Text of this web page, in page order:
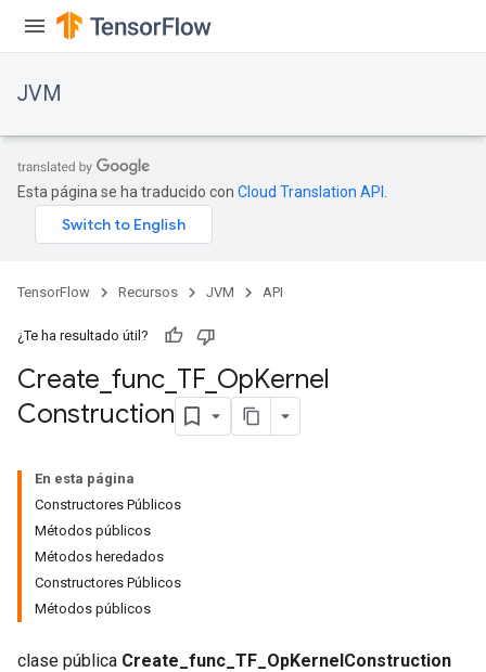
JVM
Esta página se ha traducido con Cloud Translation API
TensorFlow Recursos JVM API
¿Te ha resultado útil?
Create func TF OpKernel
Construction
En esta página
Constructores Públicos
Métodos públicos
Métodos heredados
Constructores Públicos
Métodos públicos
clase pública Create_func_TF_OpKernelConstruction